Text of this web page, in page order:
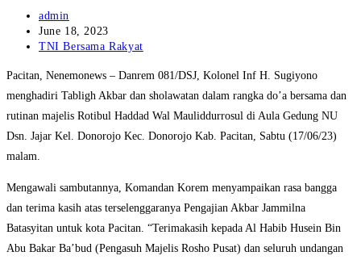
Post
author:
admin
Post
published:
June 18, 2023
Post
TNI Bersama Rakyat
Pacitan, Nenemonews – Danrem 081/DSJ, Kolonel Inf H. Sugiyono
menghadiri Tabligh Akbar dan sholawatan dalam rangka do’a bersama dan
rutinan majelis Rotibul Haddad Wal Mauliddurrosul di Aula Gedung NU
Dsn. Jajar Kel. Donorojo Kec. Donorojo Kab. Pacitan, Sabtu (17/06/23)
malam.
Mengawali sambutannya, Komandan Korem menyampaikan rasa bangga
dan terima kasih atas terselenggaranya Pengajian Akbar Jammilna
Batasyitan untuk kota Pacitan. “Terimakasih kepada Al Habib Husein Bin
Abu Bakar Ba’bud (Pengasuh Majelis Rosho Pusat) dan seluruh undangan